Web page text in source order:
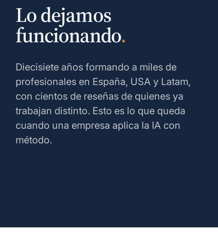
Lo dejamos
funcionando.
Diecisiete años formando a miles de
profesionales en España, USA y Latam,
con cientos de reseñas de quienes ya
trabajan distinto. Esto es lo que queda
cuando una empresa aplica la IA con
método.